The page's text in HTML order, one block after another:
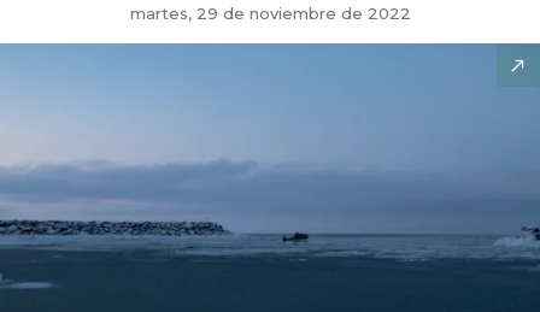
martes, 29 de noviembre de 2022